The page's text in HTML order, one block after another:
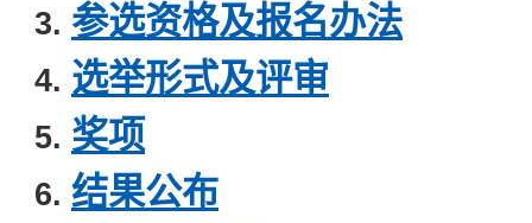
参选资格及报名办法
选举形式及评审
奖项
结果公布